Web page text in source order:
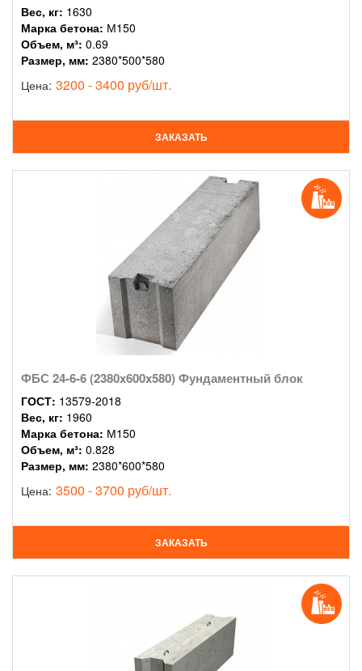
Вес, кг: 1630
Марка бетона: М150
Объем, м³: 0.69
Размер, мм: 2380*500*580
Цена: 3200 - 3400 руб/шт.
ЗАКАЗАТЬ
ФБС 24-6-6 (2380x600x580) Фундаментный блок
ГОСТ: 13579-2018
Вес, кг: 1960
Марка бетона: М150
Объем, м³: 0.828
Размер, мм: 2380*600*580
Цена: 3500 - 3700 руб/шт.
ЗАКАЗАТЬ